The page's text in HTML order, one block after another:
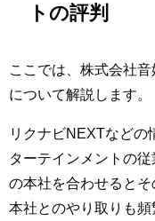
トの評判
ここでは、株式会社
について解説します。
リクナビNEXTなどの
ターテインメントの
の本社を合わせると
本社とのやり取りも